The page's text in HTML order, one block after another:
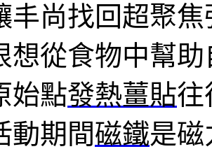
丰尚找回超聚
想從食物中幫
始點發熱薑貼往
動期間磁鐵是